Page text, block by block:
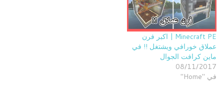
Minecraft PE | اكبر فرن
عملاق خورافي ويشتغل !! في
ماين كرافت الجوال
08/11/2017
في "Home"